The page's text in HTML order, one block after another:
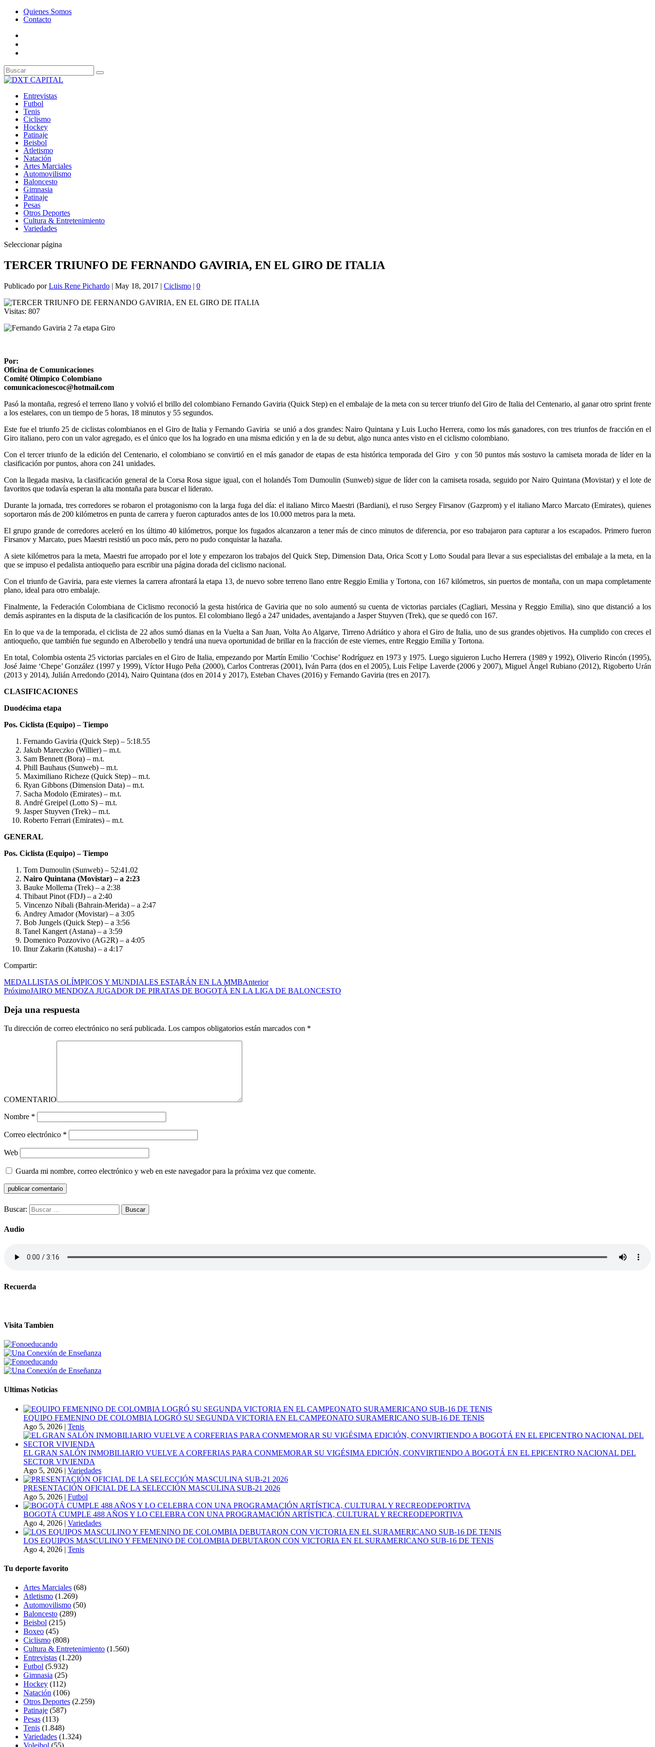
Quienes Somos
Contacto
Entrevistas
Futbol
Tenis
Ciclismo
Hockey
Patinaje
Beisbol
Atletismo
Natación
Artes Marciales
Automovilismo
Baloncesto
Gimnasia
Patinaje
Pesas
Otros Deportes
Cultura & Entretenimiento
Variedades
Seleccionar página
TERCER TRIUNFO DE FERNANDO GAVIRIA, EN EL GIRO DE ITALIA
Publicado porLuis Rene Pichardo | May 18, 2017 | Ciclismo | 0
Visitas: 807
Por:
Oficina de Comunicaciones
Comité Olímpico Colombiano
comunicacionescoc@hotmail.com
Pasó la montaña, regresó el terreno llano y volvió el brillo del colombiano Fernando Gaviria (Quick Step) en el embalaje de la meta con su tercer triunfo del Giro de Italia del Centenario, al ganar otro sprint frente
a los estelares, con un tiempo de 5 horas, 18 minutos y 55 segundos.
Este fue el triunfo 25 de ciclistas colombianos en el Giro de Italia y Fernando Gaviria se unió a dos grandes: Nairo Quintana y Luis Lucho Herrera, como los más ganadores, con tres triunfos de fracción en el
Giro italiano, pero con un valor agregado, es el único que los ha logrado en una misma edición y en la de su debut, algo nunca antes visto en el ciclismo colombiano.
Con el tercer triunfo de la edición del Centenario, el colombiano se convirtió en el más ganador de etapas de esta histórica temporada del Giro y con 50 puntos más sostuvo la camiseta morada de líder en la
clasificación por puntos, ahora con 241 unidades.
Con la llegada masiva, la clasificación general de la Corsa Rosa sigue igual, con el holandés Tom Dumoulin (Sunweb) sigue de líder con la camiseta rosada, seguido por Nairo Quintana (Movistar) y el lote de
favoritos que todavía esperan la alta montaña para buscar el liderato.
Durante la jornada, tres corredores se robaron el protagonismo con la larga fuga del día: el italiano Mirco Maestri (Bardiani), el ruso Sergey Firsanov (Gazprom) y el italiano Marco Marcato (Emirates), quienes
soportaron más de 200 kilómetros en punta de carrera y fueron capturados antes de los 10.000 metros para la meta.
El grupo grande de corredores aceleró en los último 40 kilómetros, porque los fugados alcanzaron a tener más de cinco minutos de diferencia, por eso trabajaron para capturar a los escapados. Primero fueron
Firsanov y Marcato, pues Maestri resistió un poco más, pero no pudo conquistar la hazaña.
A siete kilómetros para la meta, Maestri fue arropado por el lote y empezaron los trabajos del Quick Step, Dimension Data, Orica Scott y Lotto Soudal para llevar a sus especialistas del embalaje a la meta, en la
que se impuso el pedalista antioqueño para escribir una página dorada del ciclismo nacional.
Con el triunfo de Gaviria, para este viernes la carrera afrontará la etapa 13, de nuevo sobre terreno llano entre Reggio Emilia y Tortona, con 167 kilómetros, sin puertos de montaña, con un mapa completamente
plano, ideal para otro embalaje.
Finalmente, la Federación Colombiana de Ciclismo reconoció la gesta histórica de Gaviria que no solo aumentó su cuenta de victorias parciales (Cagliari, Messina y Reggio Emilia), sino que distanció a los
demás aspirantes en la disputa de la clasificación de los puntos. El colombiano llegó a 247 unidades, aventajando a Jasper Stuyven (Trek), que se quedó con 167.
En lo que va de la temporada, el ciclista de 22 años sumó dianas en la Vuelta a San Juan, Volta Ao Algarve, Tirreno Adriático y ahora el Giro de Italia, uno de sus grandes objetivos. Ha cumplido con creces el
antioqueño, que también fue segundo en Alberobello y tendrá una nueva oportunidad de brillar en la fracción de este viernes, entre Reggio Emilia y Tortona.
En total, Colombia ostenta 25 victorias parciales en el Giro de Italia, empezando por Martín Emilio ‘Cochise’ Rodríguez en 1973 y 1975. Luego siguieron Lucho Herrera (1989 y 1992), Oliverio Rincón (1995),
José Jaime ‘Chepe’ González (1997 y 1999), Víctor Hugo Peña (2000), Carlos Contreras (2001), Iván Parra (dos en el 2005), Luis Felipe Laverde (2006 y 2007), Miguel Ángel Rubiano (2012), Rigoberto Urán
(2013 y 2014), Julián Arredondo (2014), Nairo Quintana (dos en 2014 y 2017), Esteban Chaves (2016) y Fernando Gaviria (tres en 2017).
CLASIFICACIONES
Duodécima etapa
Pos. Ciclista (Equipo) – Tiempo
Fernando Gaviria (Quick Step) – 5:18.55
Jakub Mareczko (Willier) – m.t.
Sam Bennett (Bora) – m.t.
Phill Bauhaus (Sunweb) – m.t.
Maximiliano Richeze (Quick Step) – m.t.
Ryan Gibbons (Dimension Data) – m.t.
Sacha Modolo (Emirates) – m.t.
André Greipel (Lotto S) – m.t.
Jasper Stuyven (Trek) – m.t.
Roberto Ferrari (Emirates) – m.t.
GENERAL
Pos. Ciclista (Equipo) – Tiempo
Tom Dumoulin (Sunweb) – 52:41.02
Nairo Quintana (Movistar) – a 2:23
Bauke Mollema (Trek) – a 2:38
Thibaut Pinot (FDJ) – a 2:40
Vincenzo Nibali (Bahrain-Merida) – a 2:47
Andrey Amador (Movistar) – a 3:05
Bob Jungels (Quick Step) – a 3:56
Tanel Kangert (Astana) – a 3:59
Domenico Pozzovivo (AG2R) – a 4:05
Ilnur Zakarin (Katusha) – a 4:17
Compartir:
MEDALLISTAS OLÍMPICOS Y MUNDIALES ESTARÁN EN LA MMBAnterior
PróximoJAIRO MENDOZA JUGADOR DE PIRATAS DE BOGOTÁ EN LA LIGA DE BALONCESTO
Deja una respuesta
Tu dirección de correo electrónico no será publicada. Los campos obligatorios están marcados con *
COMENTARIO
Nombre *
Correo electrónico *
Web
Guarda mi nombre, correo electrónico y web en este navegador para la próxima vez que comente.
Buscar:
Audio
Recuerda
Visita Tambien
Ultimas Noticias
EQUIPO FEMENINO DE COLOMBIA LOGRÓ SU SEGUNDA VICTORIA EN EL CAMPEONATO SURAMERICANO SUB-16 DE TENIS
Ago 5, 2026 | Tenis
EL GRAN SALÓN INMOBILIARIO VUELVE A CORFERIAS PARA CONMEMORAR SU VIGÉSIMA EDICIÓN, CONVIRTIENDO A BOGOTÁ EN EL EPICENTRO NACIONAL DEL
SECTOR VIVIENDA
Ago 5, 2026 | Variedades
PRESENTACIÓN OFICIAL DE LA SELECCIÓN MASCULINA SUB-21 2026
Ago 5, 2026 | Futbol
BOGOTÁ CUMPLE 488 AÑOS Y LO CELEBRA CON UNA PROGRAMACIÓN ARTÍSTICA, CULTURAL Y RECREODEPORTIVA
Ago 4, 2026 | Variedades
LOS EQUIPOS MASCULINO Y FEMENINO DE COLOMBIA DEBUTARON CON VICTORIA EN EL SURAMERICANO SUB-16 DE TENIS
Ago 4, 2026 | Tenis
Tu deporte favorito
Artes Marciales (68)
Atletismo (1.269)
Automovilismo (50)
Baloncesto (289)
Beisbol (215)
Boxeo (45)
Ciclismo (808)
Cultura & Entretenimiento (1.560)
Entrevistas (1.220)
Futbol (5.932)
Gimnasia (25)
Hockey (112)
Natación (106)
Otros Deportes (2.259)
Patinaje (587)
Pesas (113)
Tenis (1.848)
Variedades (1.324)